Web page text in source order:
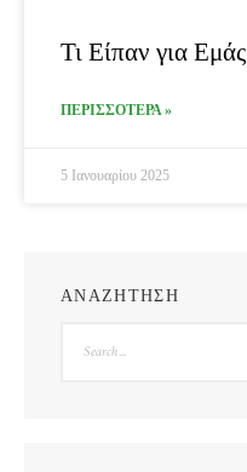
Τι Είπαν για Εμάς
ΠΕΡΙΣΣΟΤΕΡΑ »
5 Ιανουαρίου 2025
ΑΝΑΖΗΤΗΣΗ